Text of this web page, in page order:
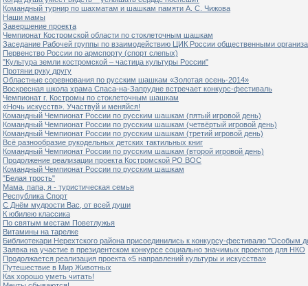
Командный турнир по шахматам и шашкам памяти А. С. Чижова
Наши мамы
Завершение проекта
Чемпионат Костромской области по стоклеточным шашкам
Заседание Рабочей группы по взаимодействию ЦИК России общественными
Первенство России по армспорту (спорт слепых)
"Культура земли костромской – частица культуры России"
Протяни руку другу
Областные соревнования по русским шашкам «Золотая осень-2014»
Воскресная школа храма Спаса-на-Запрудне встречает конкурс-фестиваль
Чемпионат г. Костромы по стоклеточным шашкам
«Ночь искусств». Участвуй и меняйся!
Командный Чемпионат России по русским шашкам (пятый игровой день)
Командный Чемпионат России по русским шашкам (четвёртый игровой день)
Командный Чемпионат России по русским шашкам (третий игровой день)
Всё разнообразие рукодельных детских тактильных книг
Командный Чемпионат России по русским шашкам (второй игровой день)
Продолжение реализации проекта Костромской РО ВОС
Командный Чемпионат России по русским шашкам
"Белая трость"
Мама, папа, я - туристическая семья
Республика Спорт
С Днём мудрости Вас, от всей души
К юбилею классика
По святым местам Поветлужья
Витамины на тарелке
Библиотекари Нерехтского района присоединились к конкурсу-фестивалю "Особым
Заявка на участие в президентском конкурсе социально значимых проектов для НКО
Продолжается реализация проекта «5 направлений культуры и искусства»
Путешествие в Мир Животных
Как хорошо уметь читать!